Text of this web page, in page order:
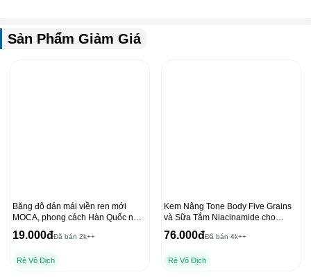
Sản Phẩm Giảm Giá
Băng đô dán mái viền ren mới
MOCA, phong cách Hàn Quốc nữ
tính
19.000đĐã bán 2k++
Rẻ Vô Địch
Kem Nâng Tone Body Five Grains
và Sữa Tắm Niacinamide cho
Dưỡng Thể Ban Đêm
76.000đĐã bán 4k++
Rẻ Vô Địch